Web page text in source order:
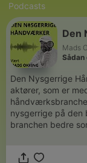
Podcasts
Den
Mads
Den Nysgerrige
aktører, som er
nysgerrige på den
branchen bedre
agere i